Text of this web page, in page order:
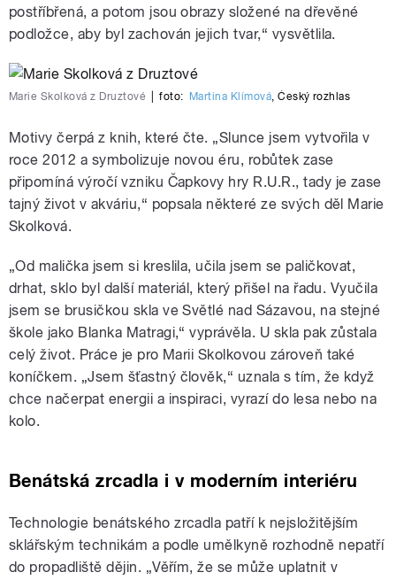
postříbřená, a potom jsou obrazy složené na dřevěné
podložce, aby byl zachován jejich tvar,“ vysvětlila.
Marie Skolková z Druztové foto: Martina Klímová,Český rozhlas
Motivy čerpá z knih, které čte. „Slunce jsem vytvořila v
roce 2012 a symbolizuje novou éru, robůtek zase
připomíná výročí vzniku Čapkovy hry R.U.R., tady je zase
tajný život v akváriu,“ popsala některé ze svých děl Marie
Skolková.
„Od malička jsem si kreslila, učila jsem se paličkovat,
drhat, sklo byl další materiál, který přišel na řadu. Vyučila
jsem se brusičkou skla ve Světlé nad Sázavou, na stejné
škole jako Blanka Matragi,“ vyprávěla. U skla pak zůstala
celý život. Práce je pro Marii Skolkovou zároveň také
koníčkem. „Jsem šťastný člověk,“ uznala s tím, že když
chce načerpat energii a inspiraci, vyrazí do lesa nebo na
kolo.
Benátská zrcadla i v moderním interiéru
Technologie benátského zrcadla patří k nejsložitějším
sklářským technikám a podle umělkyně rozhodně nepatří
do propadliště dějin. „Věřím, že se může uplatnit v